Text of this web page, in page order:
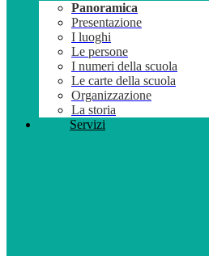
Panoramica
Presentazione
I luoghi
Le persone
I numeri della scuola
Le carte della scuola
Organizzazione
La storia
Servizi